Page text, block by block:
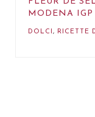
MODENA IGP
DOLCI , RICETTE